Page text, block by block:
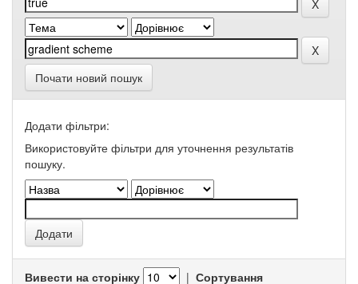
Почати новий пошук
Додати фільтри:
Використовуйте фільтри для уточнення результатів
пошуку.
Вивести на сторінку | Сортування